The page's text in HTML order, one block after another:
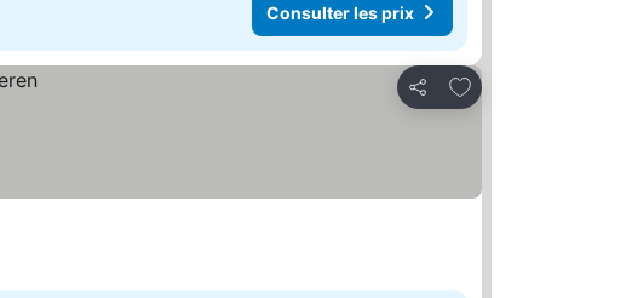
Consulter les prix
Partager
Ajouter à mes favoris